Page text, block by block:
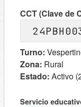
CCT (Clave de
Turno:
Zona: Rural
Estado: Activo
Servicio